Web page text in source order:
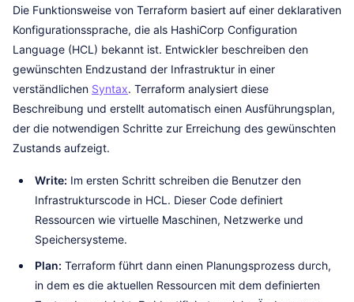
Die Funktionsweise von Terraform basiert auf einer deklarativen
Konfigurationssprache, die als HashiCorp Configuration
Language (HCL) bekannt ist. Entwickler beschreiben den
gewünschten Endzustand der Infrastruktur in einer
verständlichen Syntax. Terraform analysiert diese
Beschreibung und erstellt automatisch einen Ausführungsplan,
der die notwendigen Schritte zur Erreichung des gewünschten
Zustands aufzeigt.
Write: Im ersten Schritt schreiben die Benutzer den
Infrastrukturscode in HCL. Dieser Code definiert
Ressourcen wie virtuelle Maschinen, Netzwerke und
Speichersysteme.
Plan: Terraform führt dann einen Planungsprozess durch,
in dem es die aktuellen Ressourcen mit dem definierten